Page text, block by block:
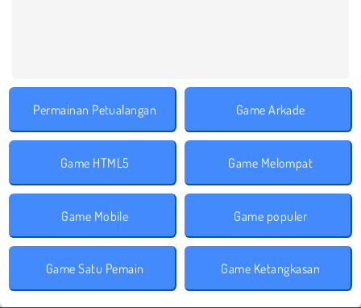
Permainan Petualangan Game Arkade
Game HTML5 Game Melompat
Game Mobile Game populer
Game Satu Pemain Game Ketangkasan